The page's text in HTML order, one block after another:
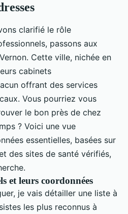
clarifié le rôle
passons aux
Cette ville, nichée en
cabinets
offrant des services
Vous pourriez vous
le bon près de chez
? Voici une vue
essentielles, basées sur
des sites de santé vérifiés,
et leurs coordonnées
je vais détailler une liste à
les plus reconnus à